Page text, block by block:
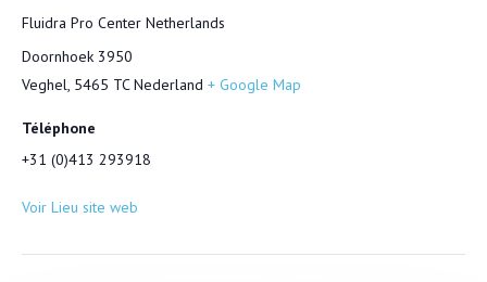
Fluidra Pro Center Netherlands
Doornhoek 3950
Veghel, 5465 TC Nederland + Google Map
Téléphone
+31 (0)413 293918
Voir Lieu site web